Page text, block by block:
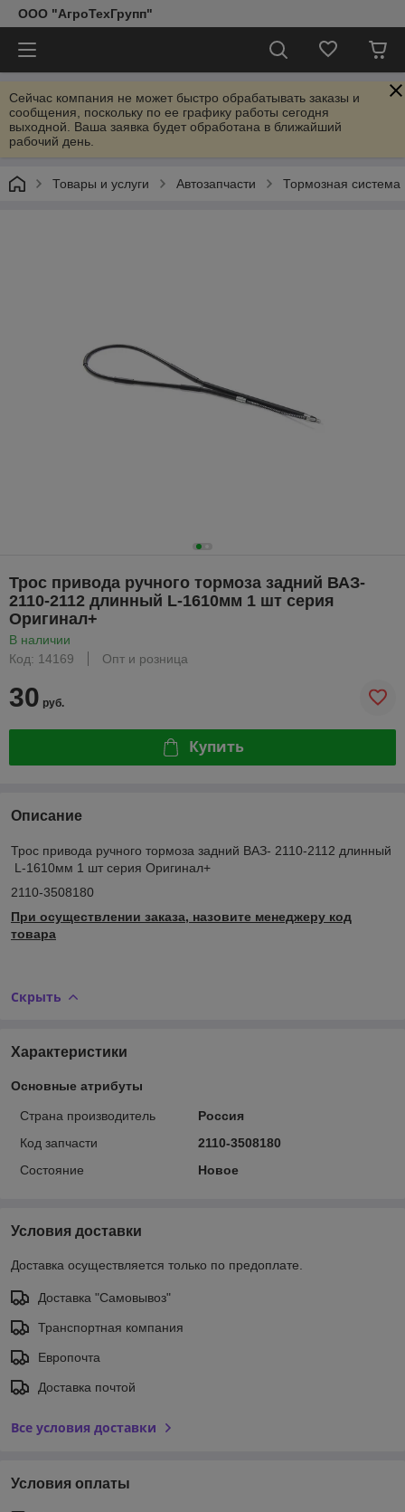
ООО "АгроТехГрупп"
Сейчас компания не может быстро обрабатывать заказы и
сообщения, поскольку по ее графику работы сегодня
выходной. Ваша заявка будет обработана в ближайший
рабочий день.
Товары и услуги Автозапчасти Тормозная система
Трос привода ручного тормоза задний ВАЗ-
2110-2112 длинный L-1610мм 1 шт серия
Оригинал+
В наличии
Код: 14169
Опт и розница
30 руб.
Купить
Описание
Трос привода ручного тормоза задний ВАЗ- 2110-2112 длинный
L-1610мм 1 шт серия Оригинал+
2110-3508180
При осуществлении заказа, назовите менеджеру код
товара
Скрыть
Характеристики
Основные атрибуты
Страна производитель
Россия
Код запчасти
2110-3508180
Состояние
Новое
Условия доставки
Доставка осуществляется только по предоплате.
Доставка "Самовывоз"
Транспортная компания
Европочта
Доставка почтой
Все условия доставки
Условия оплаты